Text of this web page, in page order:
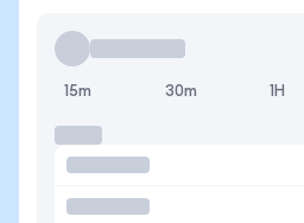
15m 30m 1H